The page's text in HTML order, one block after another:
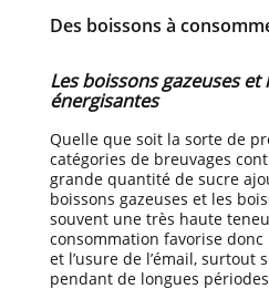
Des boissons à
Les boissons gazeuses et
énergisantes
Quelle que soit la sorte de
catégories de breuvages
grande quantité de sucre
boissons gazeuses et les
souvent une très haute
consommation favorise
et l’usure de l’émail, surtout
pendant de longues